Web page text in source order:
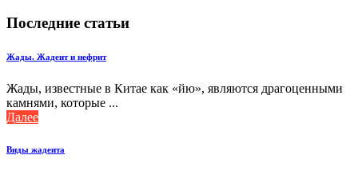
Последние статьи
Жады. Жадеит и нефрит
Жады, известные в Китае как «йю», являются драгоценными
камнями, которые ...
Далее
Виды жадеита